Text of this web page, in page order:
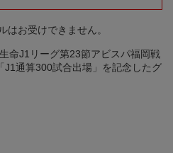
お受けできません。
命J1リーグ第23節アビスパ福岡戦
J1通算300試合出場」を記念したグ